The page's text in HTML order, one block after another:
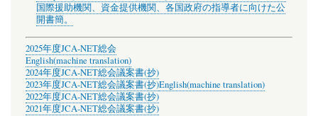
国際援助機関、資金提供機関、各国政府の指導者に向けた公
開書簡。
2025年度JCA-NET総会
English(machine translation)
2024年度JCA-NET総会議案書(抄)
2023年度JCA-NET総会議案書(抄)English(machine translation)
2022年度JCA-NET総会議案書(抄)
2021年度JCA-NET総会議案書(抄)